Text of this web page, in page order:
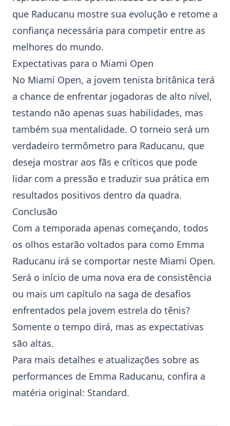
que Raducanu mostre sua evolução e retome a
confiança necessária para competir entre as
melhores do mundo.
Expectativas para o Miami Open
No Miami Open, a jovem tenista britânica terá
a chance de enfrentar jogadoras de alto nível,
testando não apenas suas habilidades, mas
também sua mentalidade. O torneio será um
verdadeiro termômetro para Raducanu, que
deseja mostrar aos fãs e críticos que pode
lidar com a pressão e traduzir sua prática em
resultados positivos dentro da quadra.
Conclusão
Com a temporada apenas começando, todos
os olhos estarão voltados para como Emma
Raducanu irá se comportar neste Miami Open.
Será o início de uma nova era de consistência
ou mais um capítulo na saga de desafios
enfrentados pela jovem estrela do tênis?
Somente o tempo dirá, mas as expectativas
são altas.
Para mais detalhes e atualizações sobre as
performances de Emma Raducanu, confira a
matéria original: Standard.